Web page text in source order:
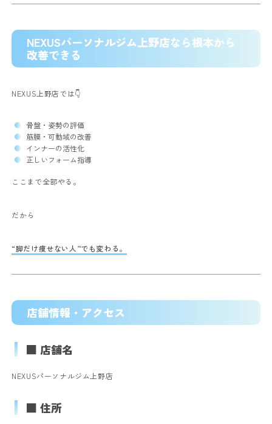
NEXUSパーソナルジム上野店なら根本から
改善できる
NEXUS上野店では👇
骨盤・姿勢の評価
筋膜・可動域の改善
インナーの活性化
正しいフォーム指導
ここまで全部やる。
だから
“脚だけ痩せない人”でも変わる。
店舗情報・アクセス
■ 店舗名
NEXUSパーソナルジム上野店
■ 住所